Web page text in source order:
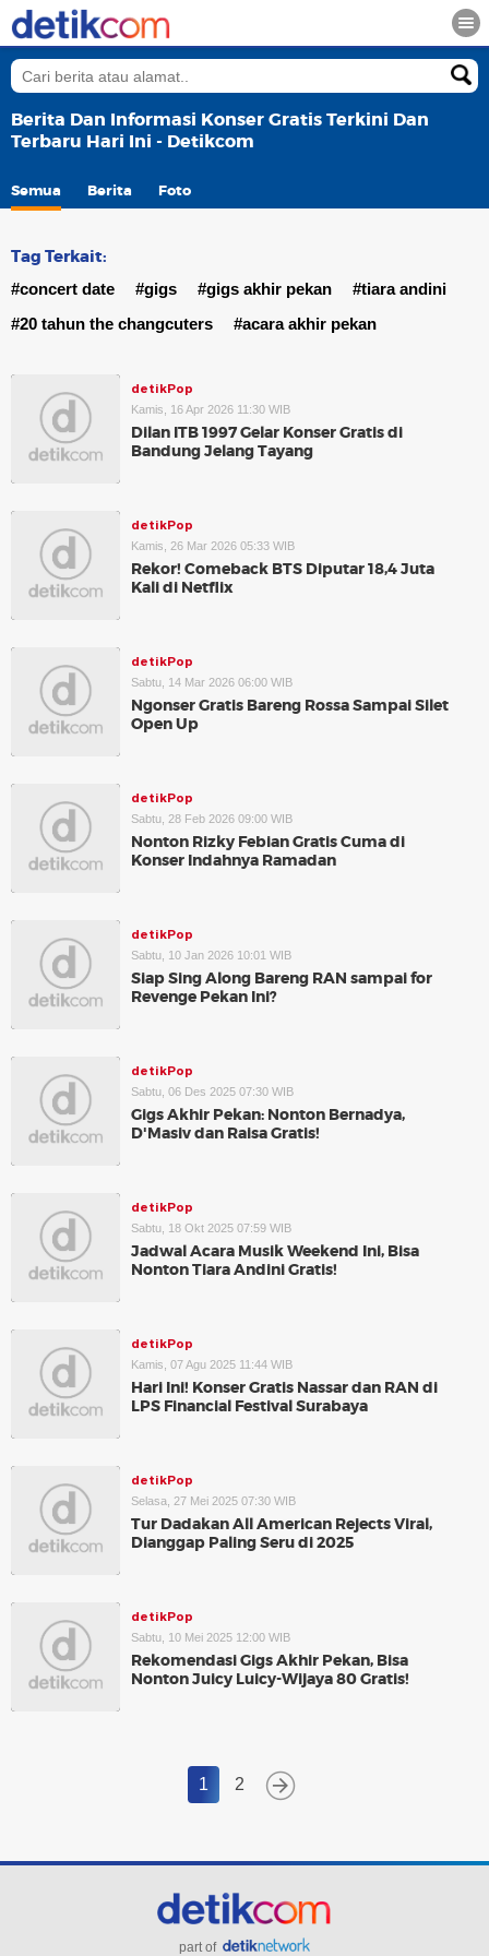
Berita Dan Informasi Konser Gratis Terkini Dan
Terbaru Hari Ini - Detikcom
Semua Berita Foto
Tag Terkait:
#concert date #gigs #gigs akhir pekan
#tiara andini
#20 tahun the changcuters
#acara akhir pekan
detikPop
Kamis, 16 Apr 2026 11:30 WIB
Dilan ITB 1997 Gelar Konser Gratis di
Bandung Jelang Tayang
detikPop
Kamis, 26 Mar 2026 05:33 WIB
Rekor! Comeback BTS Diputar 18,4 Juta
Kali di Netflix
detikPop
Sabtu, 14 Mar 2026 06:00 WIB
Ngonser Gratis Bareng Rossa Sampai Silet
Open Up
detikPop
Sabtu, 28 Feb 2026 09:00 WIB
Nonton Rizky Febian Gratis Cuma di
Konser Indahnya Ramadan
detikPop
Sabtu, 10 Jan 2026 10:01 WIB
Siap Sing Along Bareng RAN sampai for
Revenge Pekan Ini?
detikPop
Sabtu, 06 Des 2025 07:30 WIB
Gigs Akhir Pekan: Nonton Bernadya,
D'Masiv dan Raisa Gratis!
detikPop
Sabtu, 18 Okt 2025 07:59 WIB
Jadwal Acara Musik Weekend Ini, Bisa
Nonton Tiara Andini Gratis!
detikPop
Kamis, 07 Agu 2025 11:44 WIB
Hari Ini! Konser Gratis Nassar dan RAN di
LPS Financial Festival Surabaya
detikPop
Selasa, 27 Mei 2025 07:30 WIB
Tur Dadakan All American Rejects Viral,
Dianggap Paling Seru di 2025
detikPop
Sabtu, 10 Mei 2025 12:00 WIB
Rekomendasi Gigs Akhir Pekan, Bisa
Nonton Juicy Luicy-Wijaya 80 Gratis!
1 2
part of